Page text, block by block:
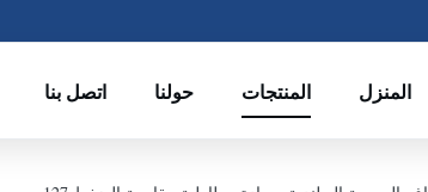
المنزل المنتجات حولنا اتصل بنا